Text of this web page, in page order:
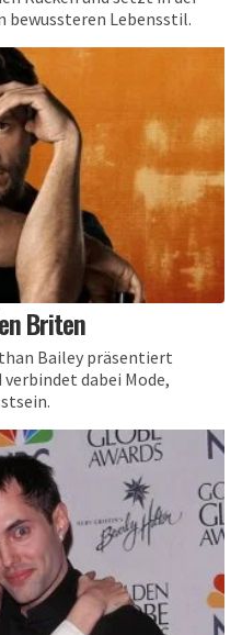
bewussteren Lebensstil.
Briten
Bailey präsentiert
dabei Mode,